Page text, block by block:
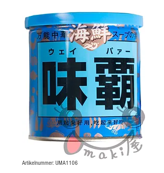
Artikelnummer: UMA1106